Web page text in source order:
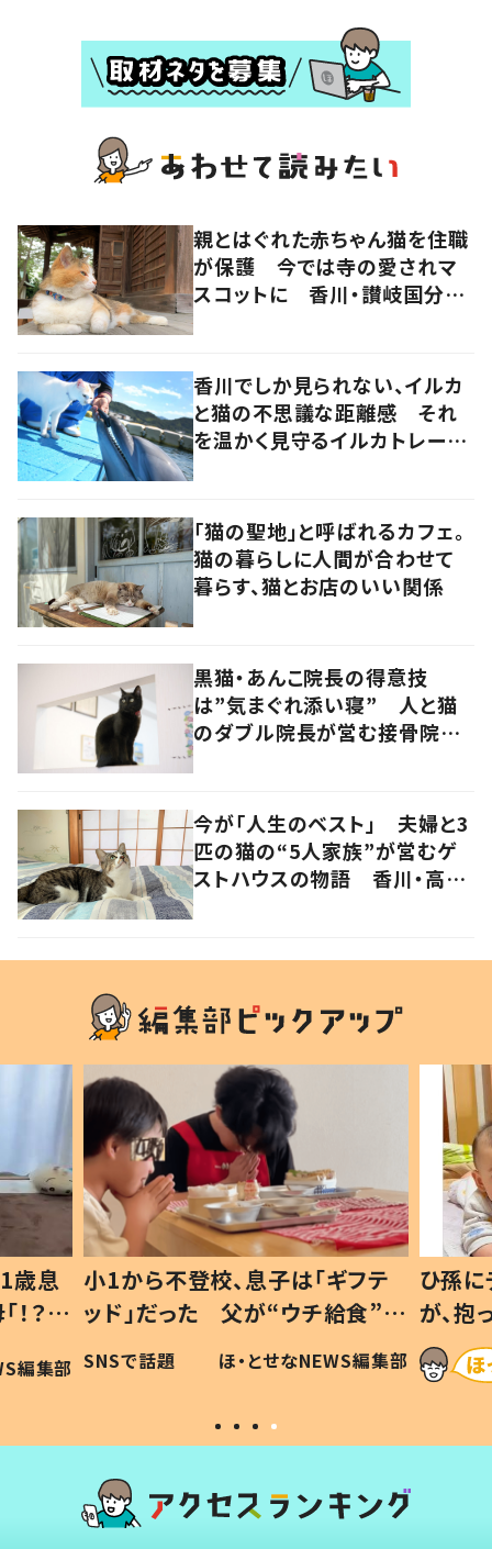
親とはぐれた赤ちゃん猫を住職
が保護 今では寺の愛されマ
スコットに 香川・讃岐国分寺
香川でしか見られない、イルカ
と猫の不思議な距離感 それ
を温かく見守るイルカトレーナ
「猫の聖地」と呼ばれるカフェ。
猫の暮らしに人間が合わせて
暮らす、猫とお店のいい関係
黒猫・あんこ院長の得意技
は”気まぐれ添い寝” 人と猫
のダブル院長が営む接骨院
今が「人生のベスト」 夫婦と3
匹の猫の“5人家族”が営むゲ
ストハウスの物語 香川・高松
歳息
？」
編集部
小1から不登校、息子は「ギフテ
ッド」だった 父が“ウチ給食”を
作り続ける理由とは #令和の親
#令和の子
SNSで話題 ほ・とせなNEWS編集部
ひ孫
が、
「涙が
い」